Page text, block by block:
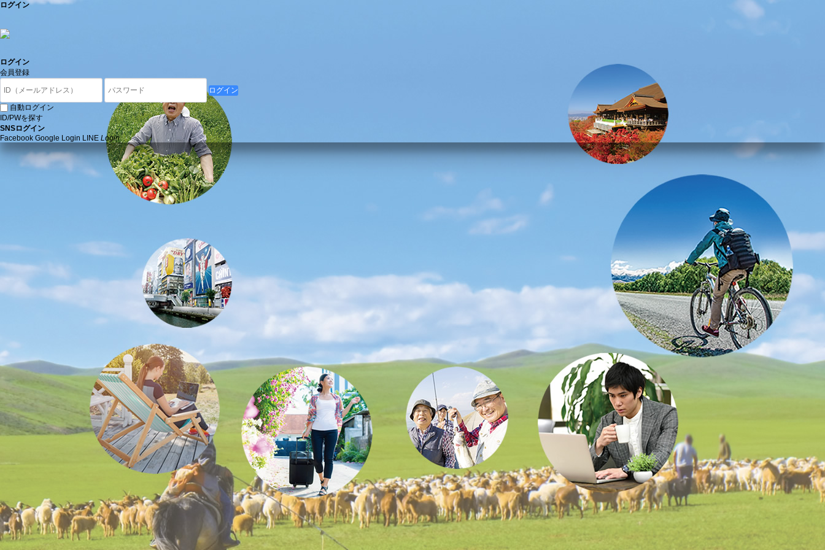
ログイン
ログイン
会員登録
ログイン
自動ログイン
ID/PWを探す
SNSログイン
Facebook Google Login LINE Login